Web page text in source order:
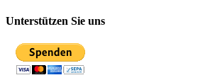
Unterstützen Sie uns